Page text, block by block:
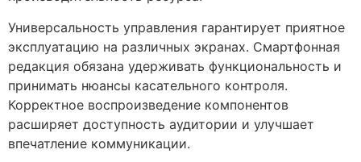
Универсальность управления гарантирует приятное
эксплуатацию на различных экранах. Смартфонная
редакция обязана удерживать функциональность и
принимать нюансы касательного контроля.
Корректное воспроизведение компонентов
расширяет доступность аудитории и улучшает
впечатление коммуникации.